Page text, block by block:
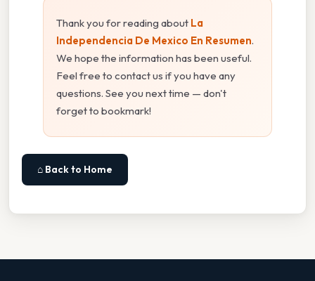
Thank you for reading about La
Independencia De Mexico En Resumen.
We hope the information has been useful.
Feel free to contact us if you have any
questions. See you next time — don't
forget to bookmark!
⌂ Back to Home